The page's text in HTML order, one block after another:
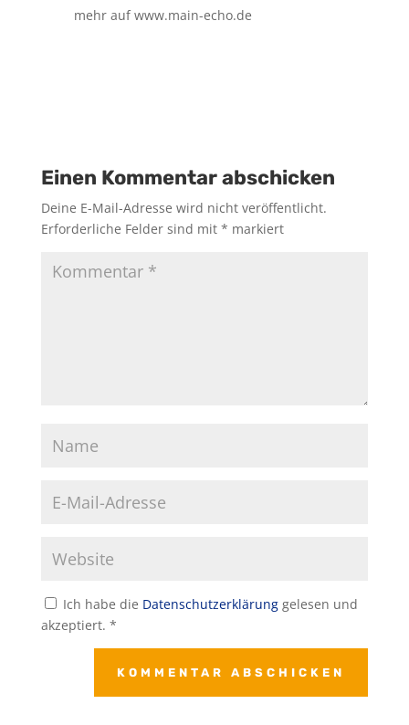
mehr auf www.main-echo.de
Einen Kommentar abschicken
Deine E-Mail-Adresse wird nicht veröffentlicht.
Erforderliche Felder sind mit * markiert
Ich habe die Datenschutzerklärung gelesen und
akzeptiert. *
KOMMENTAR ABSCHICKEN